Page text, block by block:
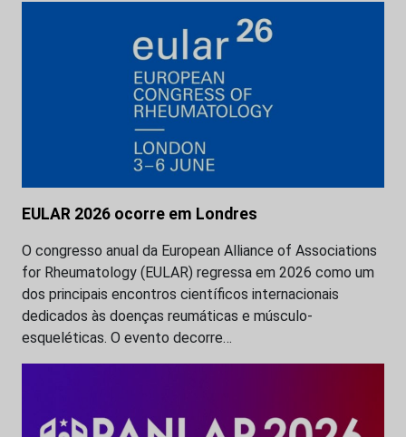
EULAR 2026 ocorre em Londres
O congresso anual da European Alliance of Associations
for Rheumatology (EULAR) regressa em 2026 como um
dos principais encontros científicos internacionais
dedicados às doenças reumáticas e músculo-
esqueléticas. O evento decorre…